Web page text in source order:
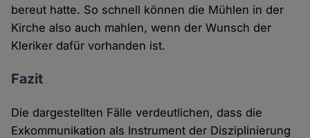
bereut hatte. So schnell können die Mühlen in der
Kirche also auch mahlen, wenn der Wunsch der
Kleriker dafür vorhanden ist.
Fazit
Die dargestellten Fälle verdeutlichen, dass die
Exkommunikation als Instrument der Disziplinierung